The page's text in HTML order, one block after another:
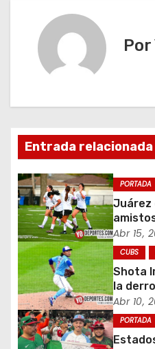
c
i
ó
n
d
e
e
n
Por
Entrada relacionada
PORTADA
Juárez
Abr 15,
CUBS
Shota
la
Piratas
Abr 10,
PORTADA